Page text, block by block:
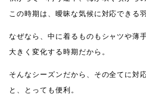
この時期は、曖昧な気候に対応できる
なぜなら、中に着るものもシャツや薄
大きく変化する時期だから。
そんなシーズンだから、その全てに対
と、とっても便利。